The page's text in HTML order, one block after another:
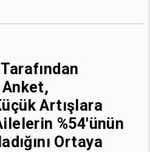
Artışlara
%54'ünün
Ortaya